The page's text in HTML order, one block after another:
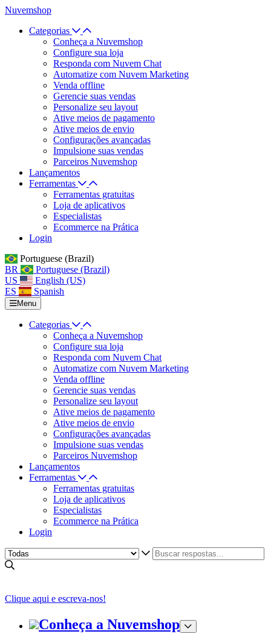
Nuvemshop
Categorias
Conheça a Nuvemshop
Configure sua loja
Responda com Nuvem Chat
Automatize com Nuvem Marketing
Venda offline
Gerencie suas vendas
Personalize seu layout
Ative meios de pagamento
Ative meios de envio
Configurações avançadas
Impulsione suas vendas
Parceiros Nuvemshop
Lançamentos
Ferramentas
Ferramentas gratuitas
Loja de aplicativos
Especialistas
Ecommerce na Prática
Login
Portuguese (Brazil)
BR
Portuguese (Brazil)
US
English (US)
ES
Spanish
Menu
Categorias
Conheça a Nuvemshop
Configure sua loja
Responda com Nuvem Chat
Automatize com Nuvem Marketing
Venda offline
Gerencie suas vendas
Personalize seu layout
Ative meios de pagamento
Ative meios de envio
Configurações avançadas
Impulsione suas vendas
Parceiros Nuvemshop
Lançamentos
Ferramentas
Ferramentas gratuitas
Loja de aplicativos
Especialistas
Ecommerce na Prática
Login
Clique aqui e escreva-nos!
Conheça a Nuvemshop